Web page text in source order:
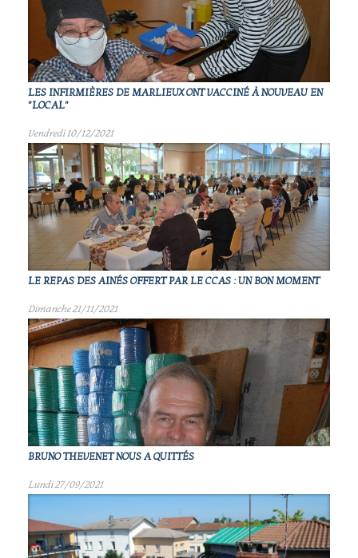
LES INFIRMIÈRES DE MARLIEUX ONT VACCINÉ À NOUVEAU EN
"LOCAL"
Vendredi 10/12/2021
LE REPAS DES AINÉS OFFERT PAR LE CCAS : UN BON MOMENT
Dimanche 21/11/2021
BRUNO THEVENET NOUS A QUITTÉS
Lundi 27/09/2021